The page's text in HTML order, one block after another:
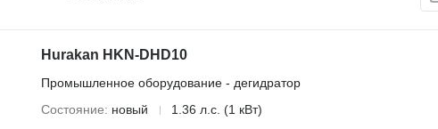
Hurakan HKN-DHD10
Промышленное оборудование - дегидратор
Состояние
новый 1.36 л.с. (1 кВт)